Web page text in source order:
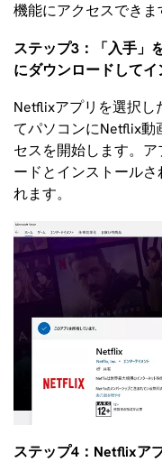
機能にアクセスできま
ステップ3：「入手」
にダウンロードしてイ
Netflixアプリを選択し
てパソコンにNetflix動
セスを開始します。
ードとインストール
れます。
ステップ4：Netflixア